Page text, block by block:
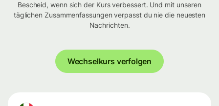
Bescheid, wenn sich der Kurs verbessert. Und mit unseren
täglichen Zusammenfassungen verpasst du nie die neuesten
Nachrichten.
Wechselkurs verfolgen